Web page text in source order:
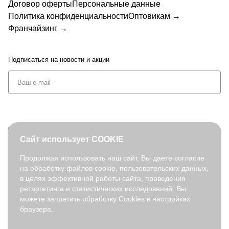
Договор офертыПерсональные данные
Политика конфиденциальностиОптовикам →
Франчайзинг →
Подписаться на новости и акции
© 2026. fabretti.ru. Все права защищены
На информационном ресурсе применяются
рекомендательные
технологии .
Все ресурсы сайта fabretti.ru, включая (но не ограничиваясь)
Сайт использует COOKIE
Продолжая использовать наш сайт, Вы даете согласие
на обработку файлов cookie, пользовательских данных,
в целях эффективной работы сайта, проведения
ретаргетинга и статистических исследований. Вы
можете запретить обработку Cookies в настройках
браузера.